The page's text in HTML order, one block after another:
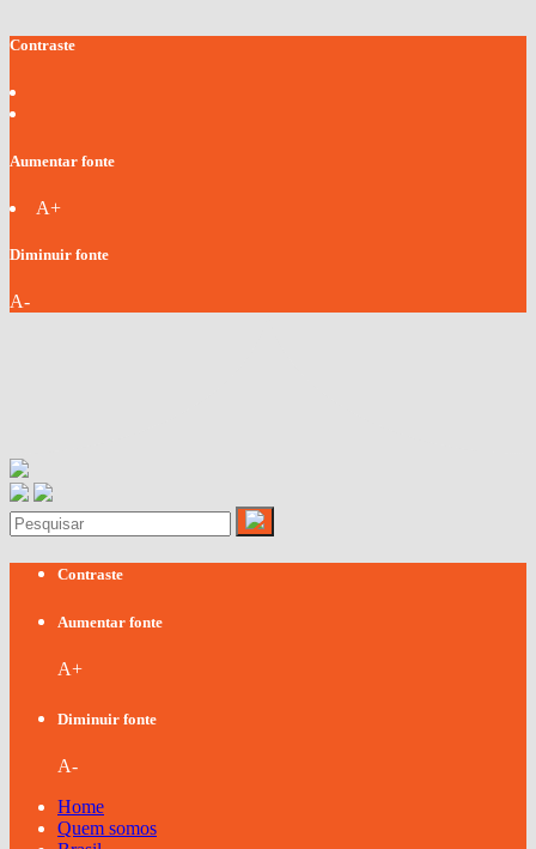
Contraste
Aumentar fonte
A+
Diminuir fonte
A-
Contraste
Aumentar fonte
A+
Diminuir fonte
A-
Home
Quem somos